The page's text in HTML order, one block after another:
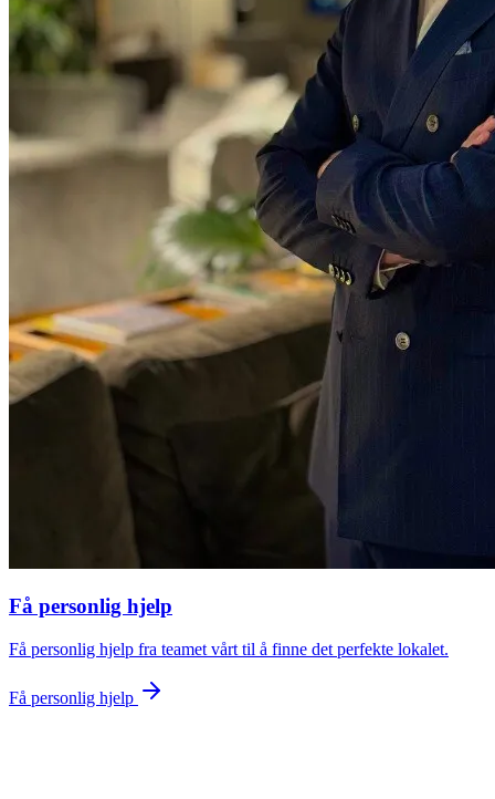
Få personlig hjelp
Få personlig hjelp fra teamet vårt til å finne det perfekte lokalet.
Få personlig hjelp